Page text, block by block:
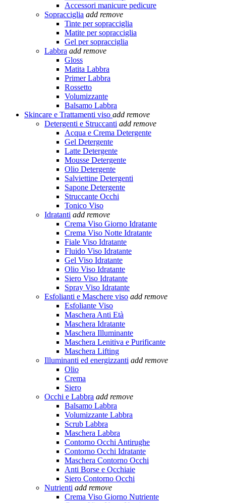
Accessori manicure pedicure
Sopracciglia add remove
Tinte per sopracciglia
Matite per sopracciglia
Gel per sopracciglia
Labbra add remove
Gloss
Matita Labbra
Primer Labbra
Rossetto
Volumizzante
Balsamo Labbra
Skincare e Trattamenti viso add remove
Detergenti e Struccanti add remove
Acqua e Crema Detergente
Gel Detergente
Latte Detergente
Mousse Detergente
Olio Detergente
Salviettine Detergenti
Sapone Detergente
Struccante Occhi
Tonico Viso
Idratanti add remove
Crema Viso Giorno Idratante
Crema Viso Notte Idratante
Fiale Viso Idratante
Fluido Viso Idratante
Gel Viso Idratante
Olio Viso Idratante
Siero Viso Idratante
Spray Viso Idratante
Esfolianti e Maschere viso add remove
Esfoliante Viso
Maschera Anti Età
Maschera Idratante
Maschera Illuminante
Maschera Lenitiva e Purificante
Maschera Lifting
Illuminanti ed energizzanti add remove
Olio
Crema
Siero
Occhi e Labbra add remove
Balsamo Labbra
Volumizzante Labbra
Scrub Labbra
Maschera Labbra
Contorno Occhi Antirughe
Contorno Occhi Idratante
Maschera Contorno Occhi
Anti Borse e Occhiaie
Siero Contorno Occhi
Nutrienti add remove
Crema Viso Giorno Nutriente